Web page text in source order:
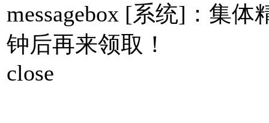
messagebox [系统]：集
钟后再来领取！
close